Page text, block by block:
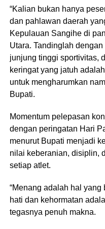
“Kalian bukan hanya
dan pahlawan daerah
Kepulauan Sangihe di
Utara. Tandinglah
junjung tinggi sportivitas,
keringat yang jatuh
untuk mengharumkan
Bupati.
Momentum pelepasan
dengan peringatan Hari
menurut Bupati menjadi
nilai keberanian, disiplin,
setiap atlet.
“Menang adalah hal
hati dan kehormatan
tegasnya penuh makna.